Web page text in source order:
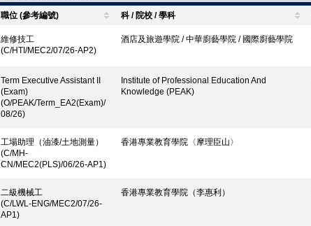
職位 (參考編號) 科 / 院校 / 學科
維修技工
(C/HTI/MEC2/07/26-AP2)
酒店及旅遊學院 / 中華廚藝學院 / 國際廚藝學院
Term Executive Assistant II
(Exam)
(O/PEAK/Term_EA2(Exam)/
08/26)
Institute of Professional Education And
Knowledge (PEAK)
工場助理（油漆/土地測量）
(C/MH-
CN/MEC2(PLS)/06/26-AP1)
香港專業教育學院〈摩理臣山〉
二級機械工
(C/LWL-ENG/MEC2/07/26-
AP1)
香港專業教育學院（李惠利）